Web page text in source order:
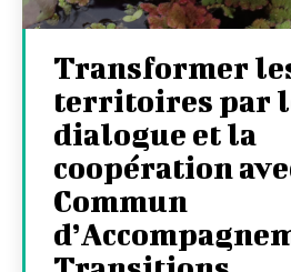
Transformer
territoires par
dialogue et la
coopération
Commun